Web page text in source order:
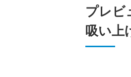
プレビ
吸い上